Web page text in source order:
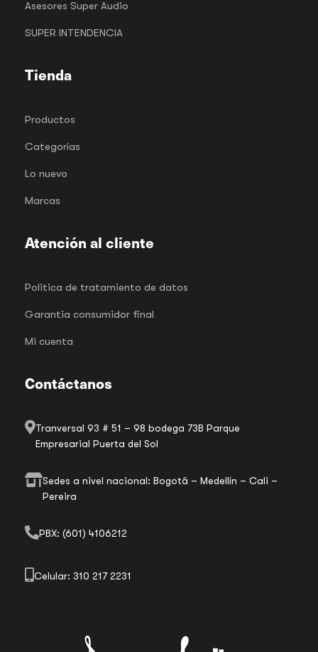
Asesores Super Audio
SUPER INTENDENCIA
Tienda
Productos
Categorías
Lo nuevo
Marcas
Atención al cliente
Politica de tratamiento de datos
Garantia consumidor final
Mi cuenta
Contáctanos
Tranversal 93 # 51 – 98 bodega 73B Parque
Empresarial Puerta del Sol
Sedes a nivel nacional: Bogotá – Medellín – Cali –
Pereira
PBX: (601) 4106212
Celular: 310 217 2231